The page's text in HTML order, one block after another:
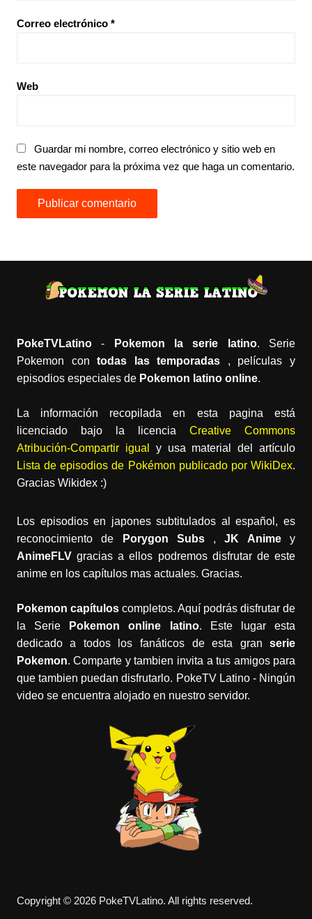
Correo electrónico *
Web
Guardar mi nombre, correo electrónico y sitio web en
este navegador para la próxima vez que haga un comentario.
PokeTVLatino- Pokemon la serie latino. Serie
Pokemon contodas las temporadas , películas y
episodios especiales de Pokemon latino online.
La información recopilada en esta pagina está
licenciado bajo la licenciaCreative Commons
Atribución-Compartir igual
y usa material del artículo
Lista de episodios de Pokémon publicado por WikiDex.
Gracias Wikidex :)
Los episodios en japones subtitulados al español, es
reconocimiento de
Porygon Subs,JK Animey
AnimeFLVgracias a ellos podremos disfrutar de este
anime en los capítulos mas actuales. Gracias.
Pokemon capítuloscompletos. Aquí podrás disfrutar de
la Serie
Pokemon online latino. Este lugar esta
dedicado a todos los fanáticos de esta granserie
Pokemon. Comparte y tambien invita a tus amigos para
que tambien puedan disfrutarlo. PokeTV Latino - Ningún
video se encuentra alojado en nuestro servidor.
Copyright © 2026 PokeTVLatino. All rights reserved.